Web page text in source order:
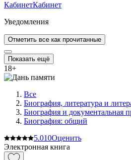
КабинетКабинет
Уведомления
Отметить все как прочитанные
Показать ещё
18+
Все
Биография, литература и
Биография и документальная
Биография: общий
5.010Оценить
Электронная книга